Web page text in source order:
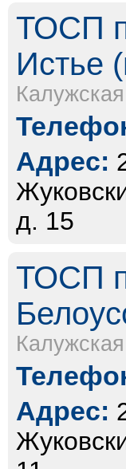
ТОСП
Истье
Адрес:
д. 15
ТОСП
Адрес: